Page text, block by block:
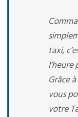
taxi,
Grâce
vous
votre